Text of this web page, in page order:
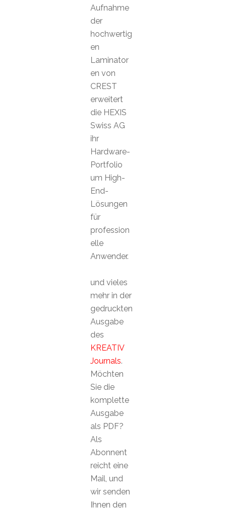
Aufnahme
der
hochwertig
en
Laminator
en von
CREST
erweitert
die HEXIS
Swiss AG
ihr
Hardware-
Portfolio
um High-
End-
Lösungen
für
profession
elle
Anwender.
und vieles
mehr in der
gedruckten
Ausgabe
des
KREATIV
Journals.
Möchten
Sie die
komplette
Ausgabe
als PDF?
Als
Abonnent
reicht eine
Mail, und
wir senden
Ihnen den